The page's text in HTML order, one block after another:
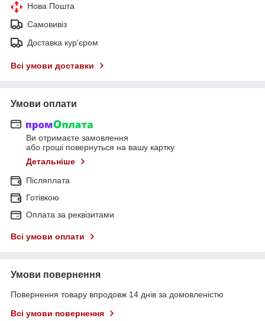
Нова Пошта
Самовивіз
Доставка кур'єром
Всі умови доставки
Умови оплати
Ви отримаєте замовлення
або гроші повернуться на вашу картку
Детальніше
Післяплата
Готівкою
Оплата за реквізитами
Всі умови оплати
Умови повернення
Повернення товару впродовж 14 днів за домовленістю
Всі умови повернення